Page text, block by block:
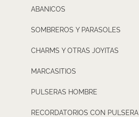
ABANICOS
SOMBREROS Y PARASOLES
CHARMS Y OTRAS JOYITAS
MARCASITIOS
PULSERAS HOMBRE
RECORDATORIOS CON PULSERA